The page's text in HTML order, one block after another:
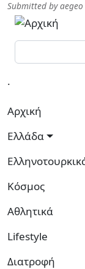
Παράκαμψη προς
Submitted byaegeo
Αναζήτηση
.
Κεντρική
Αρχική
Ελλάδα
Κόσμος
Αθλητικά
Lifestyle
Διατροφή